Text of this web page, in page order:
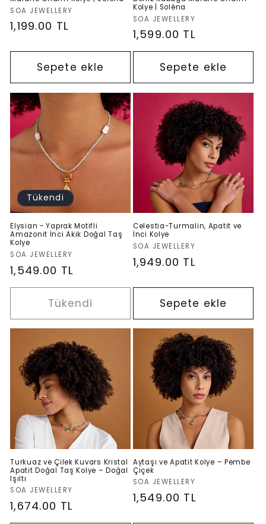
Satıcı:
SOA JEWELLERY
Normal
1,199.00 TL
Sepete ekle
Kolye | Soléna
Satıcı:
SOA JEWELLERY
Normal
fiyat
1,599.00 TL
Sepete ekle
Tükendi
Elysian - Yaprak Motifli
Amazonit İnci Akik Doğal Taş
Kolye
Satıcı:
SOA JEWELLERY
Normal
fiyat
1,549.00 TL
Tükendi
Celestia-Turmalin, Apatit ve
İnci Kolye
Satıcı:
SOA JEWELLERY
Normal
1,949.00 TL
Sepete ekle
Turkuaz ve Çilek Kuvars Kristal
Apatit Doğal Taş Kolye – Doğal
Işıltı
Satıcı:
SOA JEWELLERY
Normal
1,674.00 TL
Aytaşı ve Apatit Kolye – Pembe
Çiçek
Satıcı:
SOA JEWELLERY
Normal
1,549.00 TL